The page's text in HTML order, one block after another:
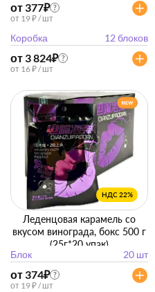
от 377₽ ?
от 19 ₽ / шт
Коробка 12 блоков
от 3 824₽ ?
от 16 ₽ / шт
НДС 22%
Леденцовая карамель со
вкусом винограда, бокс 500 г
(25г*20 упак)
Блок
20 шт
от 374₽ ?
от 19 ₽ / шт